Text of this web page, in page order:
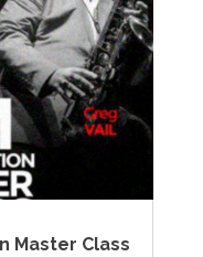
Master Class